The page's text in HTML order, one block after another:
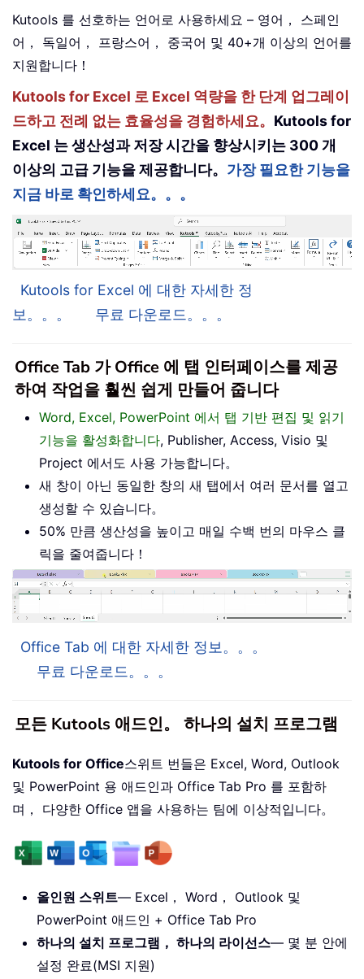
Kutools 를 선호하는 언어로 사용하세요 – 영어， 스페인
어， 독일어， 프랑스어， 중국어 및 40+개 이상의 언어를
지원합니다！
Kutools for Excel 로 Excel 역량을 한 단계 업그레이
드하고 전례 없는 효율성을 경험하세요。 Kutools for
Excel 는 생산성과 저장 시간을 향상시키는 300 개
이상의 고급 기능을 제공합니다。 가장 필요한 기능을
지금 바로 확인하세요。。。
Kutools for Excel 에 대한 자세한 정
보。。。
무료 다운로드。。。
Office Tab 가 Office 에 탭 인터페이스를 제공
하여 작업을 훨씬 쉽게 만들어 줍니다
Word, Excel, PowerPoint 에서 탭 기반 편집 및 읽기
기능을 활성화합니다, Publisher, Access, Visio 및
Project 에서도 사용 가능합니다。
새 창이 아닌 동일한 창의 새 탭에서 여러 문서를 열고
생성할 수 있습니다。
50% 만큼 생산성을 높이고 매일 수백 번의 마우스 클
릭을 줄여줍니다！
Office Tab 에 대한 자세한 정보。。。
무료 다운로드。。。
모든 Kutools 애드인。 하나의 설치 프로그램
Kutools for Office스위트 번들은 Excel, Word, Outlook
및 PowerPoint 용 애드인과 Office Tab Pro 를 포함하
며， 다양한 Office 앱을 사용하는 팀에 이상적입니다。
올인원 스위트— Excel， Word， Outlook 및
PowerPoint 애드인 + Office Tab Pro
하나의 설치 프로그램， 하나의 라이선스— 몇 분 안에
설정 완료(MSI 지원)